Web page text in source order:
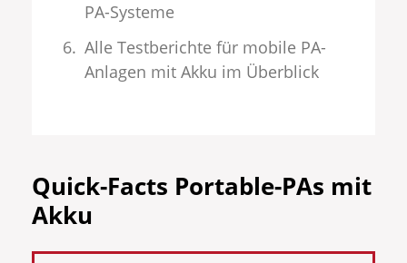
PA-Systeme
Alle Testberichte für mobile PA-
Anlagen mit Akku im Überblick
Quick-Facts Portable-PAs mit
Akku